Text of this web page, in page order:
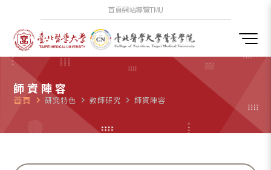
首頁網站導覽TMU
師資陣容
首頁 navigate_next 研究特色 navigate_next 教師研究 navigate_next 師資陣容